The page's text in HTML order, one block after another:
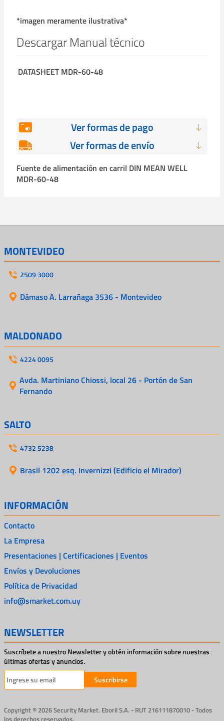
*imagen meramente ilustrativa*
Descargar Manual técnico
DATASHEET MDR-60-48
Ver formas de pago
Ver formas de envío
Fuente de alimentación en carril DIN MEAN WELL
MDR-60-48
MONTEVIDEO
2509 3000
Dámaso A. Larrañaga 3536 - Montevideo
MALDONADO
4224 0095
Avda. Martiniano Chiossi, local 26 - Portón de San
Fernando
SALTO
4732 5238
Brasil 1202 esq. Invernizzi (Edificio el Mirador)
INFORMACIÓN
Contacto
La Empresa
Presentaciones | Certificaciones | Eventos
Envíos y Devoluciones
Política de Privacidad
info@smarket.com.uy
NEWSLETTER
Suscríbete a nuestro Newsletter y obtén información sobre nuestras
últimas ofertas y anuncios.
Suscribirse
Copyright ® 2026 Security Market. Eboril S.A. - RUT 216111870010 - Todos
los derechos reservados.